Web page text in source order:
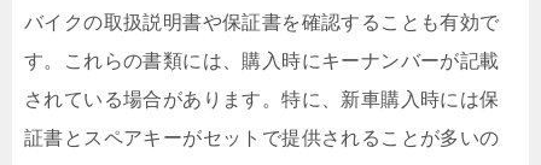
バイクの取扱説明書や保証書を確認することも有効で
す。これらの書類には、購入時にキーナンバーが記載
されている場合があります。特に、新車購入時には保
証書とスペアキーがセットで提供されることが多いの